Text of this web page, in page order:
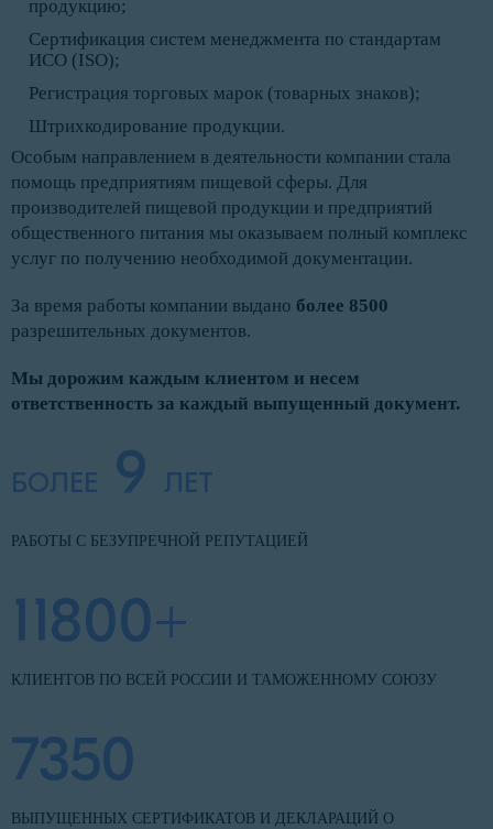
продукцию;
Сертификация систем менеджмента по стандартам
ИСО (ISO);
Регистрация торговых марок (товарных знаков);
Штрихкодирование продукции.
Особым направлением в деятельности компании стала
помощь предприятиям пищевой сферы. Для
производителей пищевой продукции и предприятий
общественного питания мы оказываем полный комплекс
услуг по получению необходимой документации.
За время работы компании выдано более 8500
разрешительных документов.
Мы дорожим каждым клиентом и несем
ответственность за каждый выпущенный документ.
БОЛЕЕ 9 ЛЕТ
РАБОТЫ С БЕЗУПРЕЧНОЙ РЕПУТАЦИЕЙ
11800+
КЛИЕНТОВ ПО ВСЕЙ РОССИИ И ТАМОЖЕННОМУ СОЮЗУ
7350
ВЫПУЩЕННЫХ СЕРТИФИКАТОВ И ДЕКЛАРАЦИЙ О